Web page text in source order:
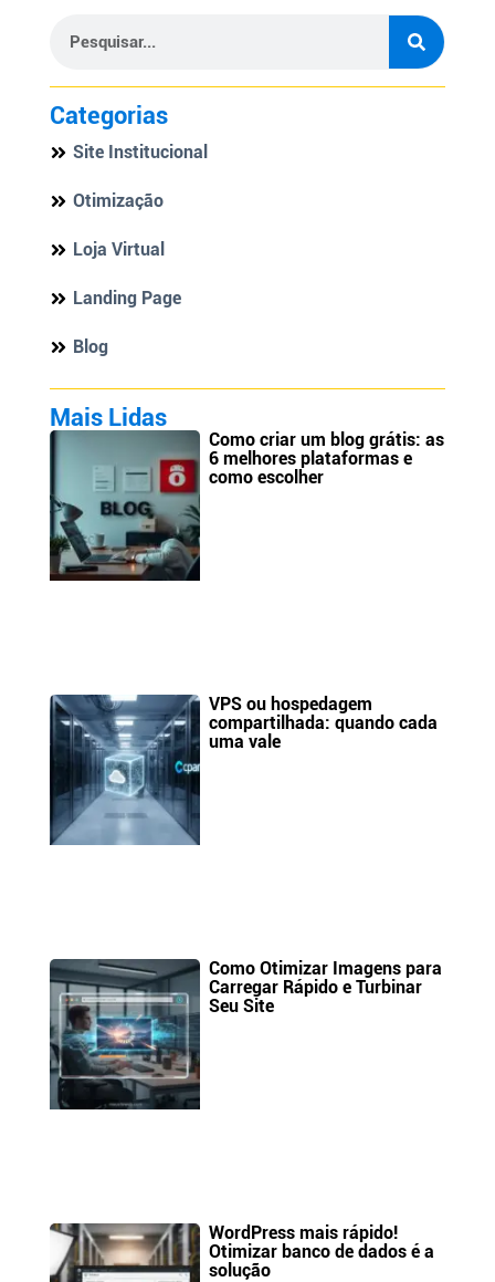
Categorias
Site Institucional
Otimização
Loja Virtual
Landing Page
Blog
Mais Lidas
Como criar um blog grátis: as
6 melhores plataformas e
como escolher
VPS ou hospedagem
compartilhada: quando cada
uma vale
Como Otimizar Imagens para
Carregar Rápido e Turbinar
Seu Site
WordPress mais rápido!
Otimizar banco de dados é a
solução